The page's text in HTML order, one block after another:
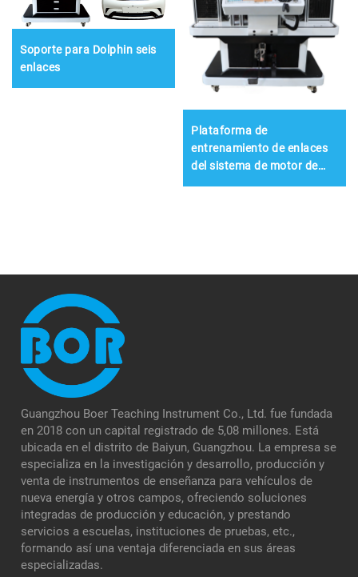
Soporte para Dolphin seis
enlaces
Plataforma de
entrenamiento de enlaces
del sistema de motor de
Guangzhou Boer Teaching Instrument Co., Ltd. fue fundada
en 2018 con un capital registrado de 5,08 millones. Está
ubicada en el distrito de Baiyun, Guangzhou. La empresa se
especializa en la investigación y desarrollo, producción y
venta de instrumentos de enseñanza para vehículos de
nueva energía y otros campos, ofreciendo soluciones
integradas de producción y educación, y prestando
servicios a escuelas, instituciones de pruebas, etc.,
formando así una ventaja diferenciada en sus áreas
especializadas.